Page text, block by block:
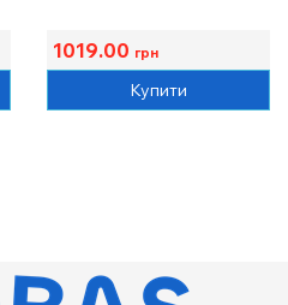
1019.00 грн
Купити